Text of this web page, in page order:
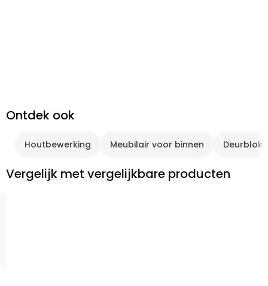
Ontdek ook
Houtbewerking Meubilair voor binnen Deurblok
Vergelijk met vergelijkbare producten